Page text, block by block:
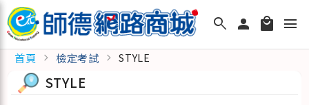
search person local_mall menu
首頁 chevron_right 檢定考試 chevron_right STYLE
STYLE